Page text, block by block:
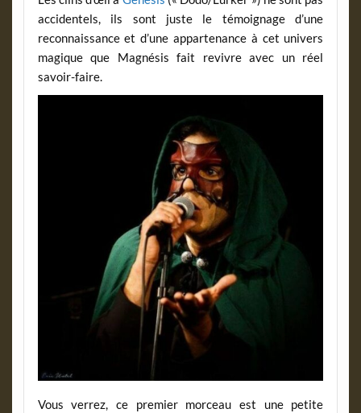
accidentels, ils sont juste le témoignage d’une
reconnaissance et d’une appartenance à cet univers
magique que Magnésis fait revivre avec un réel
savoir-faire.
Vous verrez, ce premier morceau est une petite